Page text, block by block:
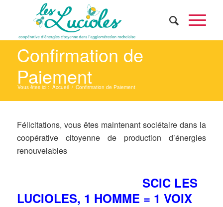
Confirmation de
Paiement
Vous êtes ici : Accueil / Confirmation de Paiement
Félicitations, vous êtes maintenant sociétaire dans la
coopérative citoyenne de production d’énergies
renouvelables
SCIC LES
LUCIOLES, 1 HOMME = 1 VOIX